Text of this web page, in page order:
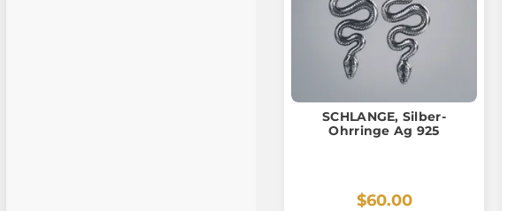
SCHLANGE, Silber-
Ohrringe Ag 925
$60.00